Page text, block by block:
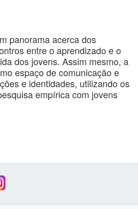
panorama acerca dos
entre o aprendizado e o
dos jovens. Assim mesmo, a
espaço de comunicação e
e identidades, utilizando os
empírica com jovens